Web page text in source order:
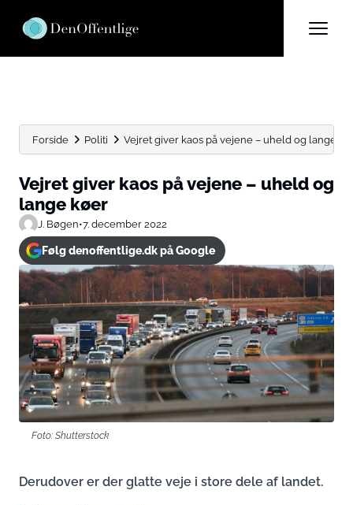
Forside Politi Vejret giver kaos på vejene – uheld og lange
Vejret giver kaos på vejene – uheld og
lange køer
J. Bøgen•7. december 2022
Følg denoffentlige.dk på Google
Foto: Shutterstock
Derudover er der glatte veje i store dele af landet.